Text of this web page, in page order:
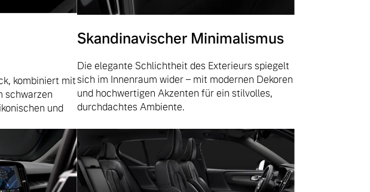
kombiniert mit
schwarzen
und
Skandinavischer Minimalismus
Die elegante Schlichtheit des Exterieurs spiegelt
sich im Innenraum wider – mit modernen Dekoren
und hochwertigen Akzenten für ein stilvolles,
durchdachtes Ambiente.